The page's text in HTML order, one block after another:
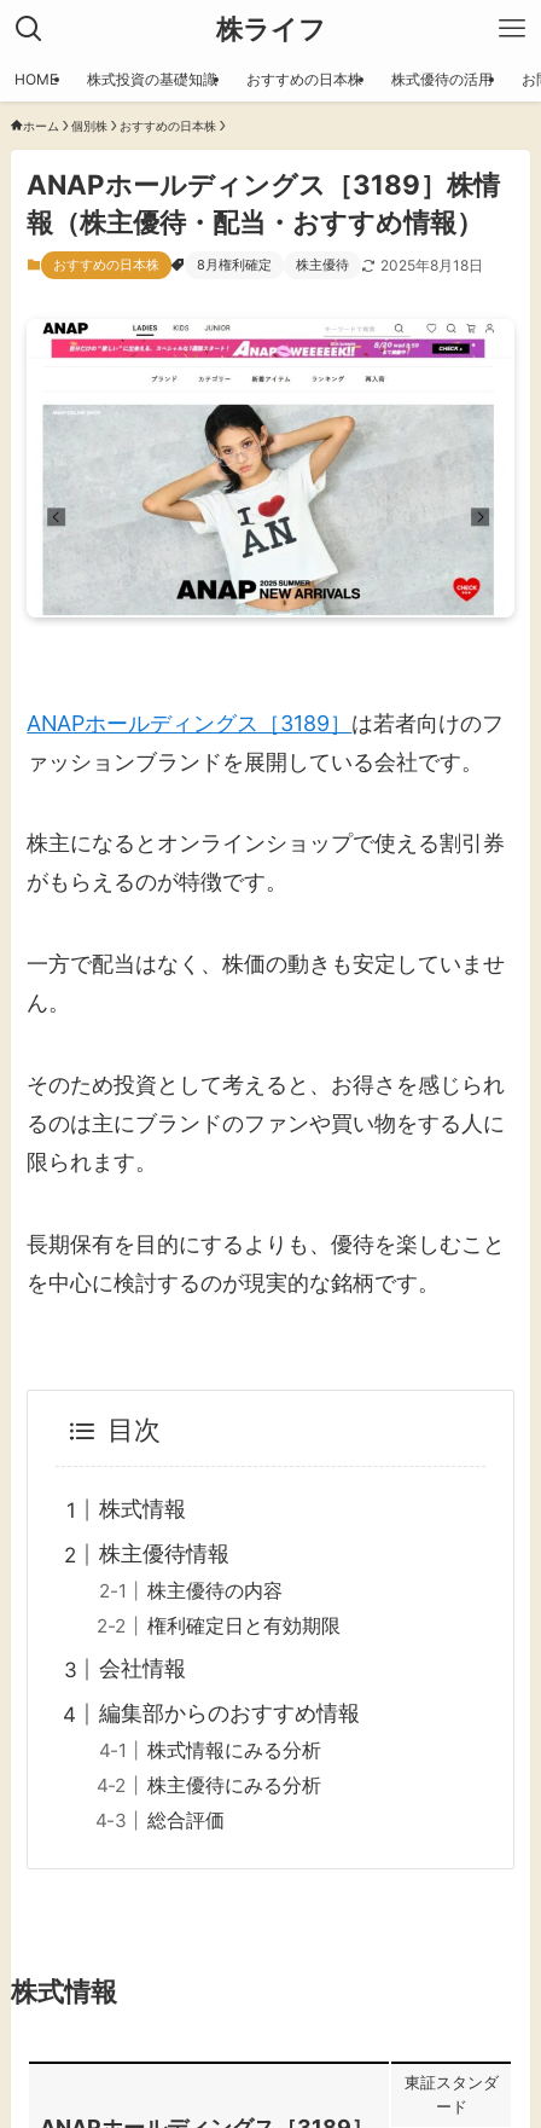
株ライフ
HOME 株式投資の基礎知識 おすすめの日本株 株式優待の活用 お
ホーム 個別株 おすすめの日本株
ANAPホールディングス［3189］株情
報（株主優待・配当・おすすめ情報）
おすすめの日本株 8月権利確定 株主優待 2025年8月18日
ANAPホールディングス［3189］ は若者向けのフ
ァッションブランドを展開している会社です。
株主になるとオンラインショップで使える割引券
がもらえるのが特徴です。
一方で配当はなく、株価の動きも安定していませ
ん。
そのため投資として考えると、お得さを感じられ
るのは主にブランドのファンや買い物をする人に
限られます。
長期保有を目的にするよりも、優待を楽しむこと
を中心に検討するのが現実的な銘柄です。
目次
株式情報
株主優待情報
株主優待の内容
権利確定日と有効期限
会社情報
編集部からのおすすめ情報
株式情報にみる分析
株主優待にみる分析
総合評価
株式情報
東証スタンダ
ード